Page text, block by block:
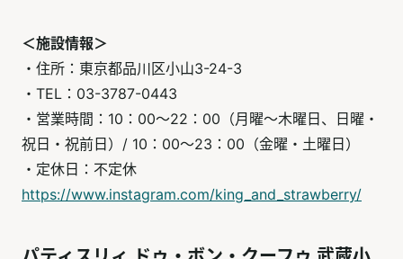
＜施設情報＞
・住所：東京都品川区小山3-24-3
・TEL：03-3787-0443
・営業時間：10：00～22：00（月曜～木曜日、日曜・
祝日・祝前日）/ 10：00～23：00（金曜・土曜日）
・定休日：不定休
https://www.instagram.com/king_and_strawberry/